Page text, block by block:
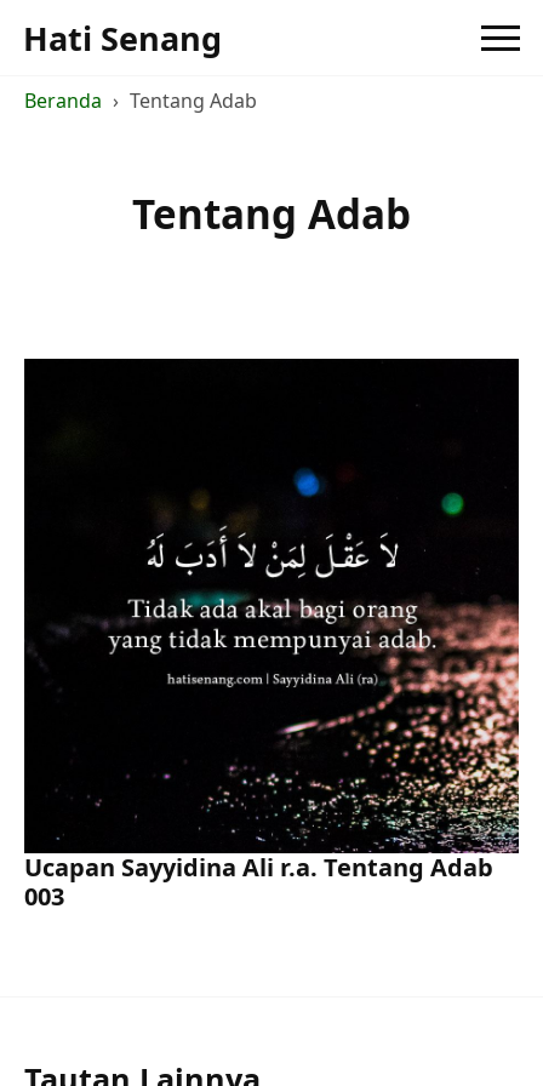
Hati Senang
Beranda Tentang Adab
Tentang Adab
Ucapan Sayyidina Ali r.a. Tentang Adab
003